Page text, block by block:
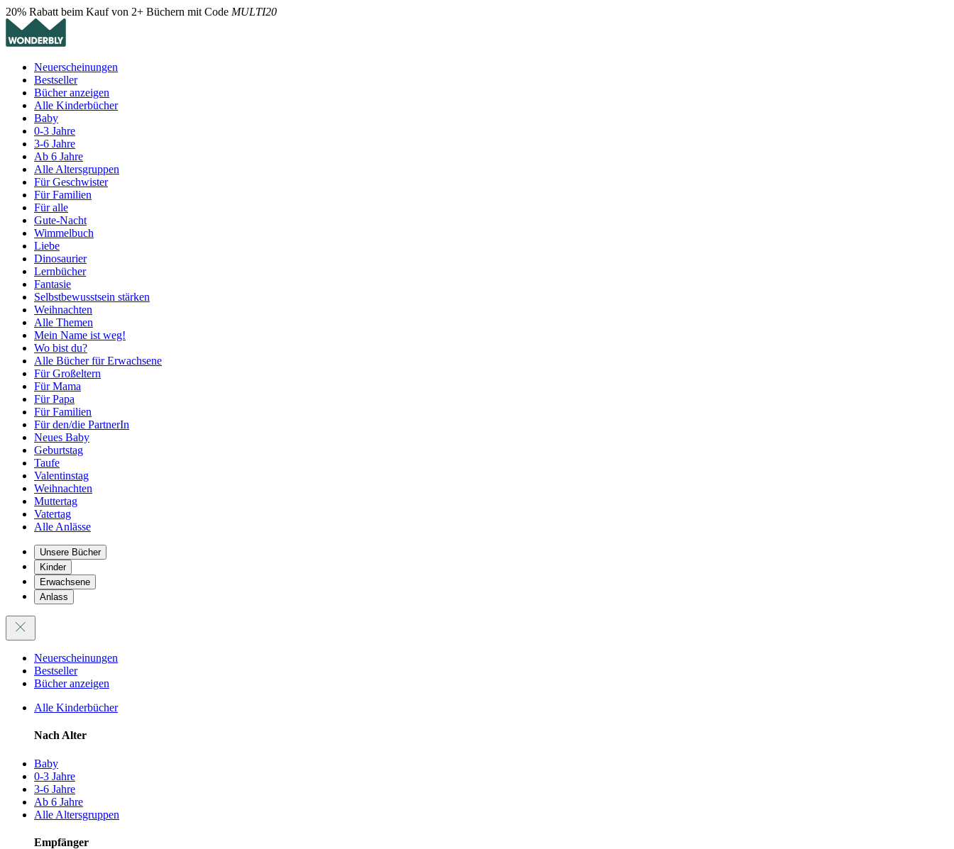
20% Rabatt beim Kauf von 2+ Büchern mit Code MULTI20
Neuerscheinungen
Bestseller
Bücher anzeigen
Alle Kinderbücher
Baby
0-3 Jahre
3-6 Jahre
Ab 6 Jahre
Alle Altersgruppen
Für Geschwister
Für Familien
Für alle
Gute-Nacht
Wimmelbuch
Liebe
Dinosaurier
Lernbücher
Fantasie
Selbstbewusstsein stärken
Weihnachten
Alle Themen
Mein Name ist weg!
Wo bist du?
Alle Bücher für Erwachsene
Für Großeltern
Für Mama
Für Papa
Für Familien
Für den/die PartnerIn
Neues Baby
Geburtstag
Taufe
Valentinstag
Weihnachten
Muttertag
Vatertag
Alle Anlässe
Unsere Bücher
Kinder
Erwachsene
Anlass
Neuerscheinungen
Bestseller
Bücher anzeigen
Alle Kinderbücher
Nach Alter
Baby
0-3 Jahre
3-6 Jahre
Ab 6 Jahre
Alle Altersgruppen
Empfänger